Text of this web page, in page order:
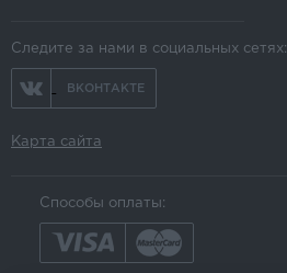
Следите за нами в социальных сетях:
ВКОНТАКТЕ
Карта сайта
Способы оплаты: